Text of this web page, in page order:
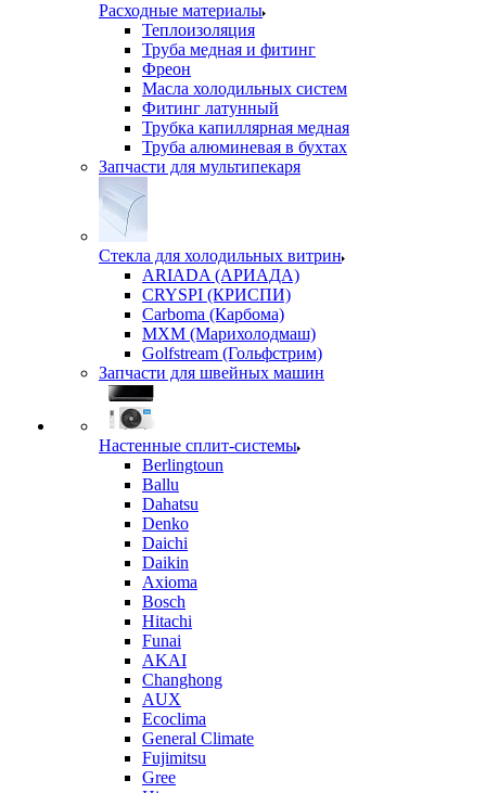
Расходные материалы
Теплоизоляция
Труба медная и фитинг
Фреон
Масла холодильных систем
Фитинг латунный
Трубка капиллярная медная
Труба алюминевая в бухтах
Запчасти для мультипекаря
Стекла для холодильных витрин
ARIADA (АРИАДА)
CRYSPI (КРИСПИ)
Carboma (Карбома)
MXM (Марихолодмаш)
Golfstream (Гольфстрим)
Запчасти для швейных машин
Настенные сплит-системы
Berlingtoun
Ballu
Dahatsu
Denko
Daichi
Daikin
Axioma
Bosch
Hitachi
Funai
AKAI
Changhong
AUX
Ecoclima
General Climate
Fujimitsu
Gree